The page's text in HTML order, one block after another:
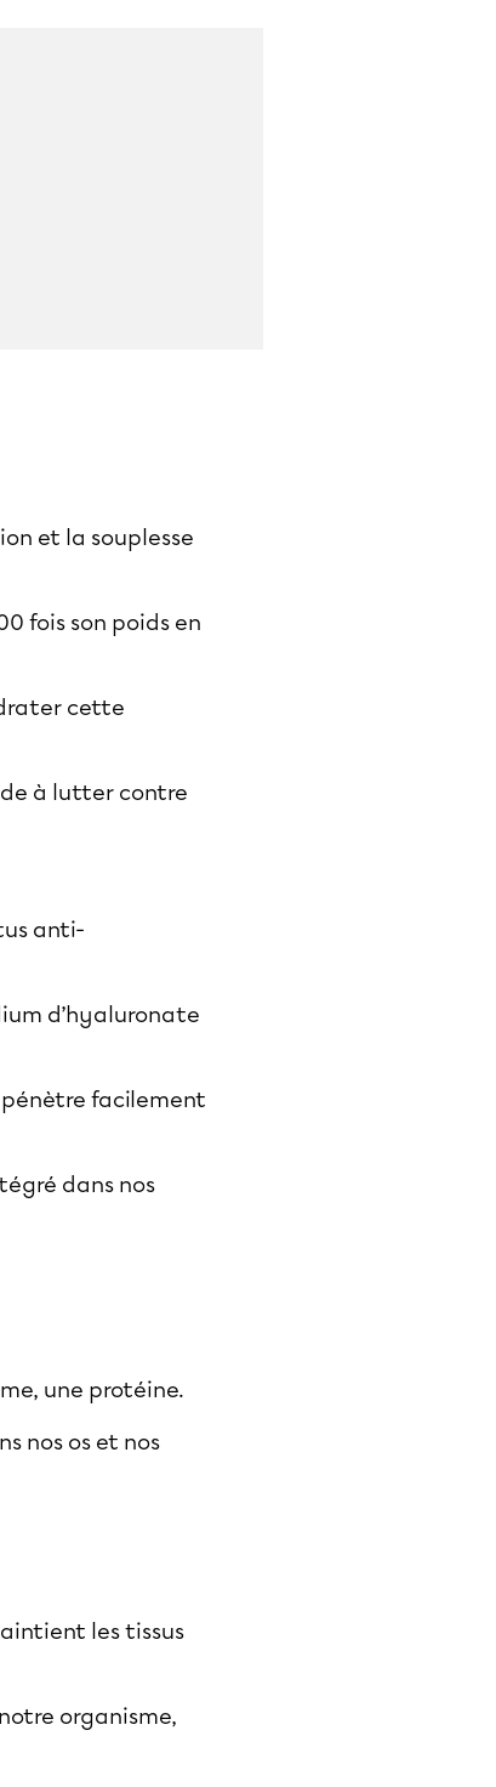
et la souplesse
fois son poids en
cette
à lutter contre
anti-
d’hyaluronate
facilement
dans nos
une protéine.
nos os et nos
les tissus
organisme,